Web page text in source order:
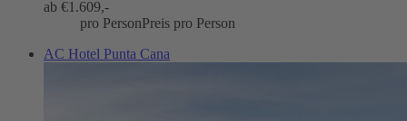
ab €1.609,-
pro PersonPreis pro Person
AC Hotel Punta Cana